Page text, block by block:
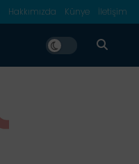
Hakkımızda Künye İletişim